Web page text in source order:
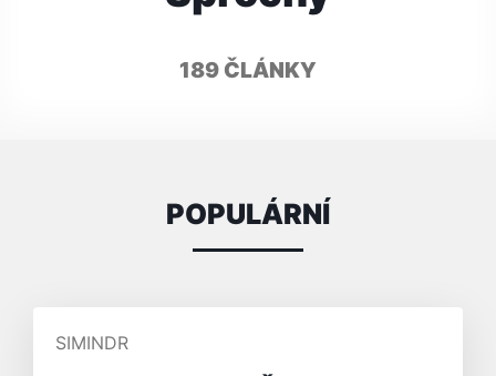
189 ČLÁNKY
POPULÁRNÍ
PŘIDAL/A
SIMINDR